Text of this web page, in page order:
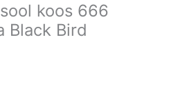
koos 666
Black Bird